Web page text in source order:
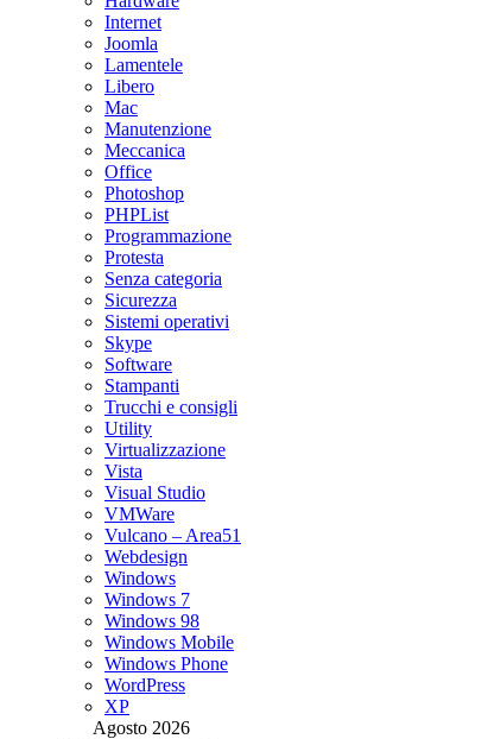
Internet
Joomla
Lamentele
Libero
Mac
Manutenzione
Meccanica
Office
Photoshop
PHPList
Programmazione
Protesta
Senza categoria
Sicurezza
Sistemi operativi
Skype
Software
Stampanti
Trucchi e consigli
Utility
Virtualizzazione
Vista
Visual Studio
VMWare
Vulcano – Area51
Webdesign
Windows
Windows 7
Windows 98
Windows Mobile
Windows Phone
WordPress
XP
Agosto 2026